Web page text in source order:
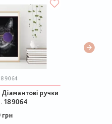
ручки
189064
грн